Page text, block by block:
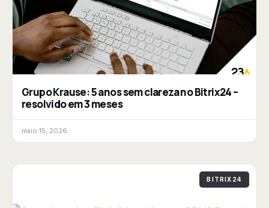
Grupo Krause: 5 anos sem clareza no Bitrix24 –
resolvido em 3 meses
maio 15, 2026
BITRIX24